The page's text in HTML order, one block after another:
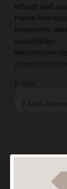
erfasst und
meine
Newsletter
ausschalten.
E-Mail